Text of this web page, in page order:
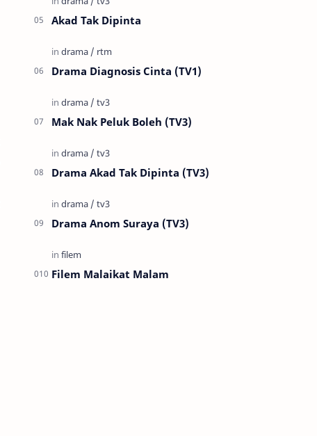
Akad Tak Dipinta
Drama Diagnosis Cinta (TV1)
Mak Nak Peluk Boleh (TV3)
Drama Akad Tak Dipinta (TV3)
Drama Anom Suraya (TV3)
Filem Malaikat Malam